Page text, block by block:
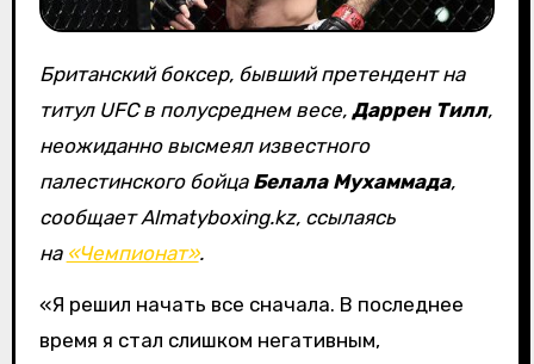
Британский боксер, бывший претендент на
титул UFC в полусреднем весе, Даррен Тилл,
неожиданно высмеял известного
палестинского бойца Белала Мухаммада,
сообщает Almatyboxing.kz, ссылаясь
на «Чемпионат».
«Я решил начать все сначала. В последнее
время я стал слишком негативным,